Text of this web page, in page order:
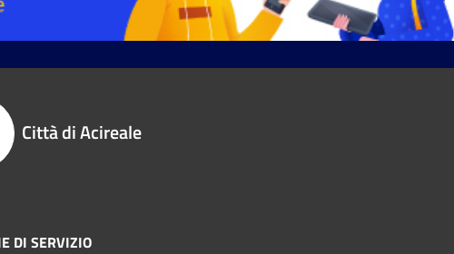
Città di Acireale
DI SERVIZIO